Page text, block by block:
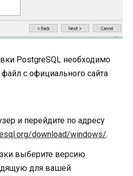
PostgreSQL необходимо
с официального сайта
и перейдите по адресу
download/windows/.
выберите версию
для вашей